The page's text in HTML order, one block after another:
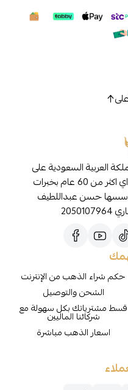
العربية السعودية على
مستوى الخليج منذ عام 1960 اي اكثر من 60 عام بخبرات
حسن عبداللطيف
حكم شراء الذهب من الإنترنت
الشحن والتوصيل
قسط مشترياتك بكل سهولة مع
شركائنا الماليين
اسعار الذهب مباشرة